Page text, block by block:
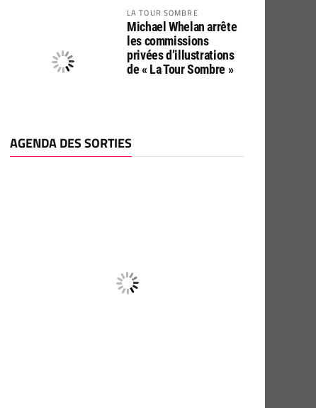
LA TOUR SOMBRE
Michael Whelan arrête
les commissions
privées d’illustrations
de « La Tour Sombre »
AGENDA DES SORTIES